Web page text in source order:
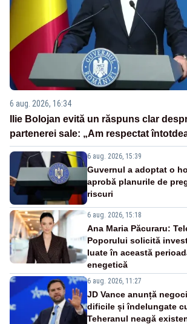
6 aug. 2026, 16:34
Ilie Bolojan evită un răspuns clar
partenerei sale: „Am respectat
6 aug. 2026, 15:39
Guvernul a adoptat o
aprobă planurile de
riscuri
6 aug. 2026, 15:18
Ana Maria Păcuraru:
Poporului solicită
luate în această
enegetică
6 aug. 2026, 11:27
JD Vance anunță
dificile și îndelungate
Teheranul neagă